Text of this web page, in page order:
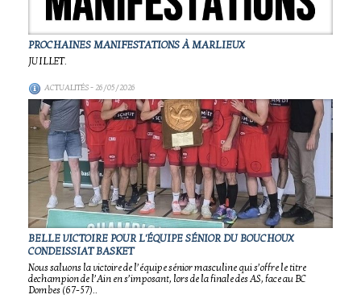
PROCHAINES MANIFESTATIONS À MARLIEUX
JUILLET.
ACTUALITÉS- 26/05/2026
BELLE VICTOIRE POUR L'ÉQUIPE SÉNIOR DU BOUCHOUX
CONDEISSIAT BASKET
Nous saluons la victoire de l’équipe sénior masculine qui s’offre le titre
dechampion de l’Ain en s’imposant, lors de la finale des AS, face au BC
Dombes (67-57)..